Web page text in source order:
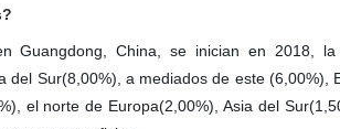
Guangdong, China, se inician en 2018,
del Sur(8,00%), a mediados de este
el norte de Europa(2,00%), Asia del